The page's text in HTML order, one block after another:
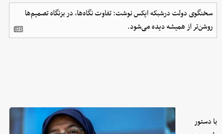
سخنگوی دولت درشبکه ایکس نوشت: تفاوت نگاه‌ها، در بزنگاه تصمیم‌ها
روشن‌تر از همیشه دیده می‌شود.
با دستور